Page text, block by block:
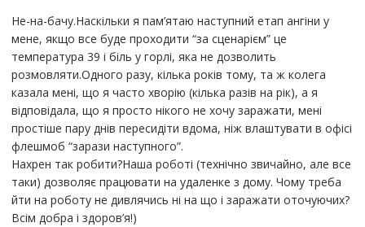
Не-на-бачу.Наскільки я пам’ятаю наступний етап ангіни у
мене, якщо все буде проходити “за сценарієм” це
температура 39 і біль у горлі, яка не дозволить
розмовляти.Одного разу, кілька років тому, та ж колега
казала мені, що я часто хворію (кілька разів на рік), а я
відповідала, що я просто нікого не хочу заражати, мені
простіше пару днів пересидіти вдома, ніж влаштувати в офісі
флешмоб “зарази наступного”.
Нахрен так робити?Наша роботі (технічно звичайно, але все
таки) дозволяє працювати на удаленке з дому. Чому треба
йти на роботу не дивлячись ні на що і заражати оточуючих?
Всім добра і здоров’я!)